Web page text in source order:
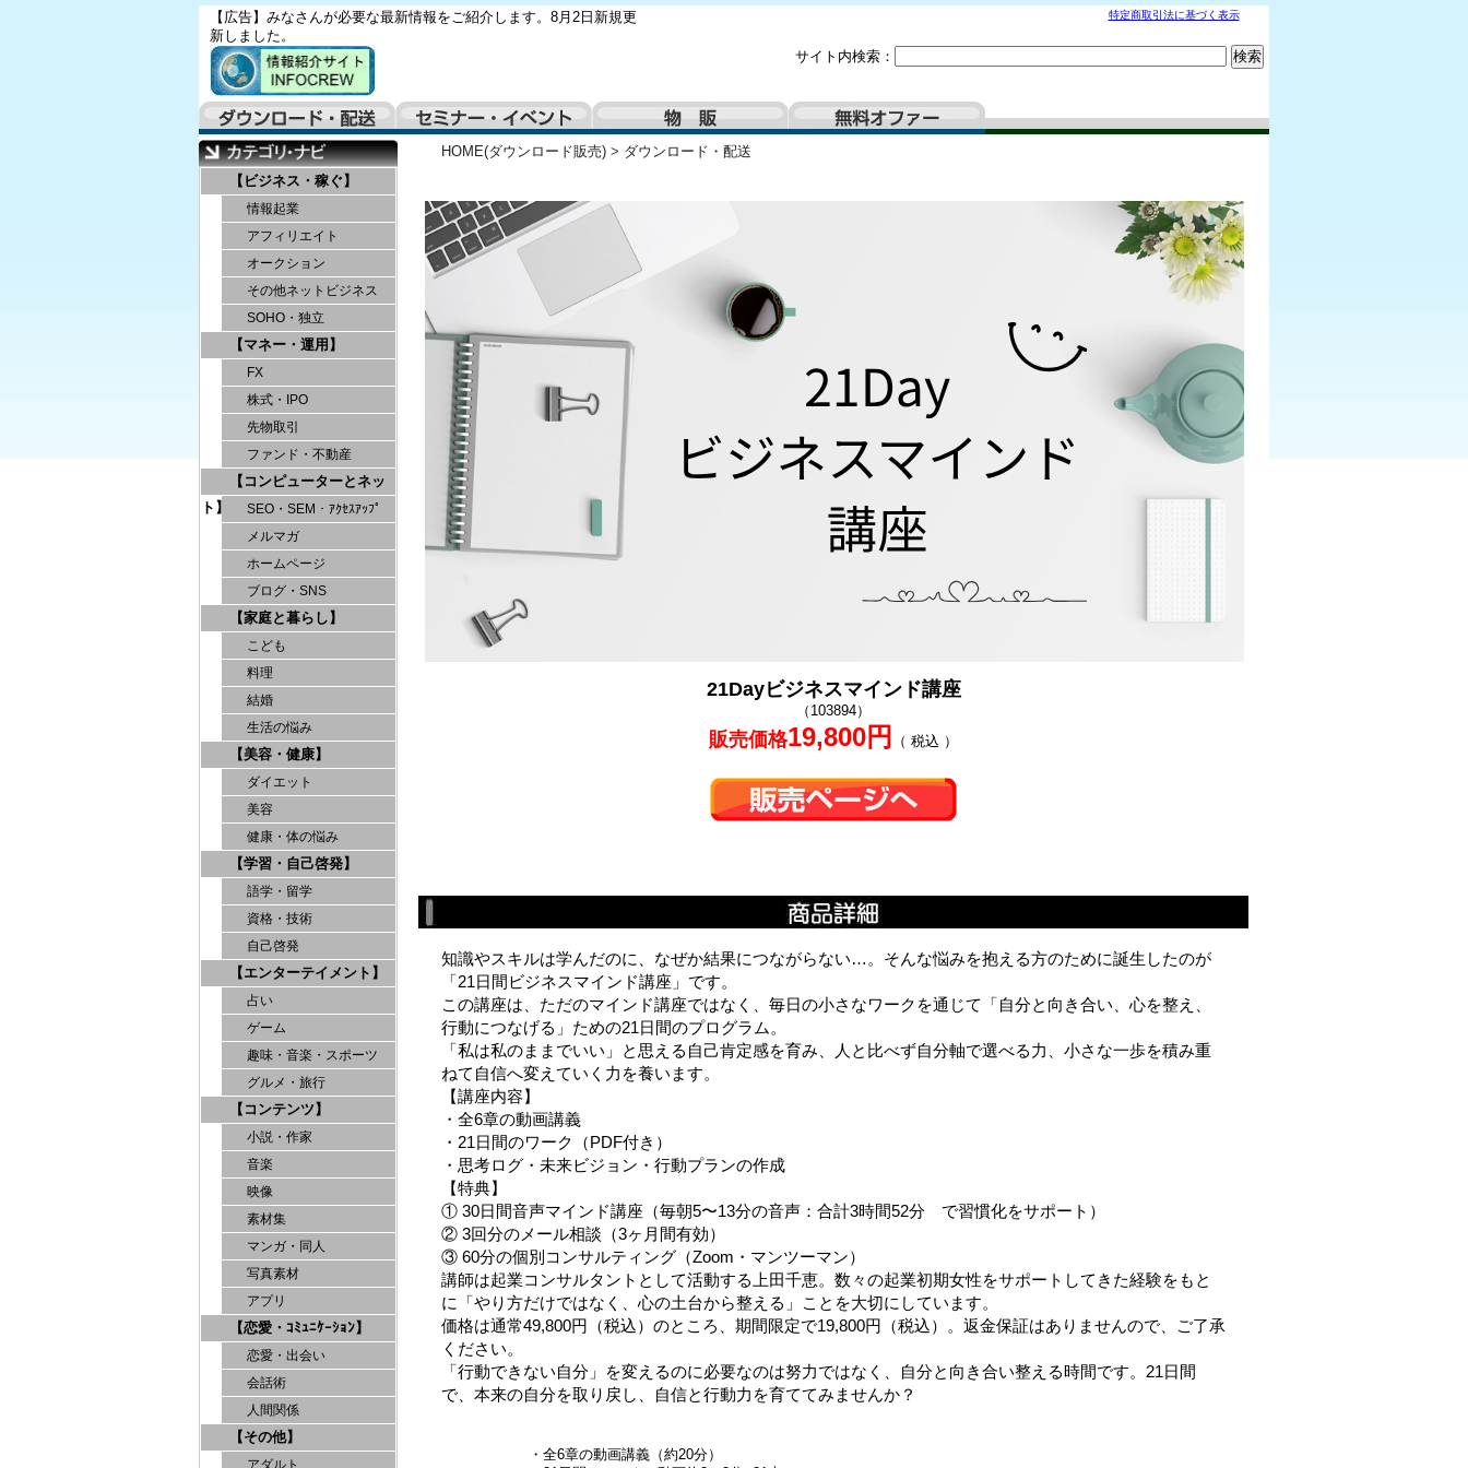
特定商取引法に基づく表示
【広告】みなさんが必要な最新情報をご紹介します。8月2日新規更
新しました。
サイト内検索：
【ビジネス・稼ぐ】
情報起業
アフィリエイト
オークション
その他ネットビジネス
SOHO・独立
【マネー・運用】
FX
株式・IPO
先物取引
ファンド・不動産
【コンピューターとネッ
ト】
SEO・SEM・ｱｸｾｽｱｯﾌﾟ
メルマガ
ホームページ
ブログ・SNS
【家庭と暮らし】
こども
料理
結婚
生活の悩み
【美容・健康】
ダイエット
美容
健康・体の悩み
【学習・自己啓発】
語学・留学
資格・技術
自己啓発
【エンターテイメント】
占い
ゲーム
趣味・音楽・スポーツ
グルメ・旅行
【コンテンツ】
小説・作家
音楽
映像
素材集
マンガ・同人
写真素材
アプリ
【恋愛・ｺﾐｭﾆｹｰｼｮﾝ】
恋愛・出会い
会話術
人間関係
【その他】
アダルト
HOME(ダウンロード販売) > ダウンロード・配送
21Dayビジネスマインド講座
（103894）
販売価格19,800円 （ 税込 ）
知識やスキルは学んだのに、なぜか結果につながらない…。そんな悩みを抱える方のために誕生したのが
「21日間ビジネスマインド講座」です。
この講座は、ただのマインド講座ではなく、毎日の小さなワークを通じて「自分と向き合い、心を整え、
行動につなげる」ための21日間のプログラム。
「私は私のままでいい」と思える自己肯定感を育み、人と比べず自分軸で選べる力、小さな一歩を積み重
ねて自信へ変えていく力を養います。
【講座内容】
・全6章の動画講義
・21日間のワーク（PDF付き）
・思考ログ・未来ビジョン・行動プランの作成
【特典】
① 30日間音声マインド講座（毎朝5〜13分の音声：合計3時間52分 で習慣化をサポート）
② 3回分のメール相談（3ヶ月間有効）
③ 60分の個別コンサルティング（Zoom・マンツーマン）
講師は起業コンサルタントとして活動する上田千恵。数々の起業初期女性をサポートしてきた経験をもと
に「やり方だけではなく、心の土台から整える」ことを大切にしています。
価格は通常49,800円（税込）のところ、期間限定で19,800円（税込）。返金保証はありませんので、ご了承
ください。
「行動できない自分」を変えるのに必要なのは努力ではなく、自分と向き合い整える時間です。21日間
で、本来の自分を取り戻し、自信と行動力を育ててみませんか？
・全6章の動画講義（約20分）